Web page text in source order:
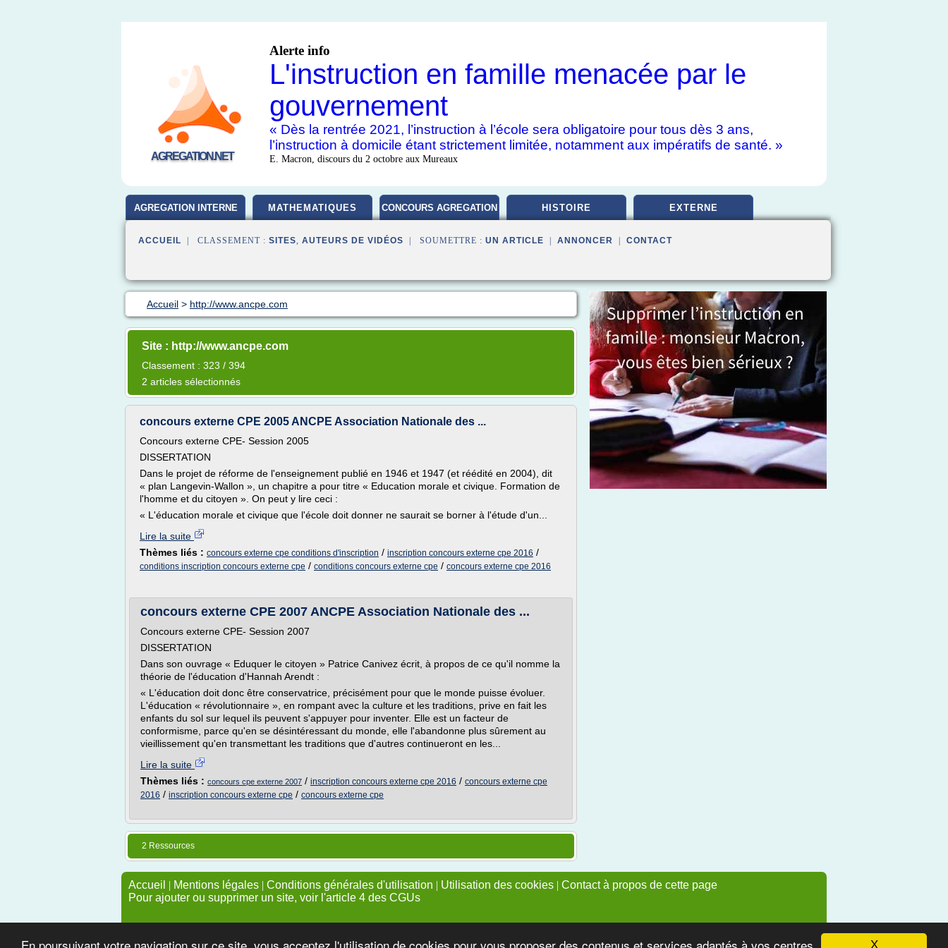
X
AGREGATION.NET
Alerte info
L'instruction en famille menacée par le
gouvernement
« Dès la rentrée 2021, l’instruction à l’école sera obligatoire pour tous dès 3 ans,
l’instruction à domicile étant strictement limitée, notamment aux impératifs de santé. »
E. Macron, discours du 2 octobre aux Mureaux
AGREGATION INTERNE MATHEMATIQUES CONCOURS AGREGATION HISTOIRE EXTERNE
ACCUEIL | CLASSEMENT : SITES, AUTEURS DE VIDÉOS | SOUMETTRE : UN ARTICLE ANNONCER CONTACT
Accueil > http://www.ancpe.com
Site : http://www.ancpe.com
Classement : 323 / 394
2 articles sélectionnés
concours externe CPE 2005 ANCPE Association Nationale des ...
Concours externe CPE- Session 2005
DISSERTATION
Dans le projet de réforme de l'enseignement publié en 1946 et 1947 (et réédité en 2004), dit
« plan Langevin-Wallon », un chapitre a pour titre « Education morale et civique. Formation de
l'homme et du citoyen ». On peut y lire ceci :
« L'éducation morale et civique que l'école doit donner ne saurait se borner à l'étude d'un...
Lire la suite
Thèmes liés : concours externe cpe conditions d'inscription / inscription concours externe cpe 2016 /
conditions inscription concours externe cpe / conditions concours externe cpe / concours externe cpe 2016
concours externe CPE 2007 ANCPE Association Nationale des ...
Concours externe CPE- Session 2007
DISSERTATION
Dans son ouvrage « Eduquer le citoyen » Patrice Canivez écrit, à propos de ce qu'il nomme la
théorie de l'éducation d'Hannah Arendt :
« L'éducation doit donc être conservatrice, précisément pour que le monde puisse évoluer.
L'éducation « révolutionnaire », en rompant avec la culture et les traditions, prive en fait les
enfants du sol sur lequel ils peuvent s'appuyer pour inventer. Elle est un facteur de
conformisme, parce qu'en se désintéressant du monde, elle l'abandonne plus sûrement au
vieillissement qu'en transmettant les traditions que d'autres continueront en les...
Lire la suite
Thèmes liés : concours cpe externe 2007 / inscription concours externe cpe 2016 / concours externe cpe
2016 / inscription concours externe cpe / concours externe cpe
2 Ressources
Accueil | Mentions légales | Conditions générales d'utilisation | Utilisation des cookies | Contact à propos de cette page
Pour ajouter ou supprimer un site, voir l'article 4 des CGUs